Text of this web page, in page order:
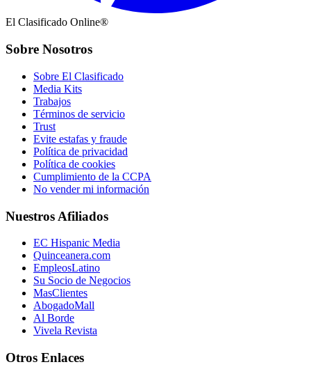
El Clasificado Online®
Sobre Nosotros
Sobre El Clasificado
Media Kits
Trabajos
Términos de servicio
Trust
Evite estafas y fraude
Política de privacidad
Política de cookies
Cumplimiento de la CCPA
No vender mi información
Nuestros Afiliados
EC Hispanic Media
Quinceanera.com
EmpleosLatino
Su Socio de Negocios
MasClientes
AbogadoMall
Al Borde
Vivela Revista
Otros Enlaces